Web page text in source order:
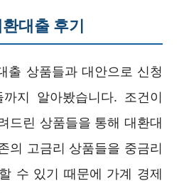
대출 후기
출 상품들과 대안으로 신청
지 알아봤습니다. 조건이
드린 상품들을 통해 대환대
의 고금리 상품들을 중금리
수 있기 때문에 가계 경제